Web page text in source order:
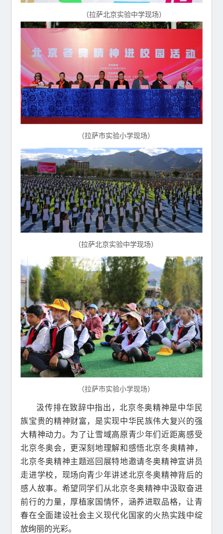
（拉萨北京实验中学现场）
（拉萨市实验小学现场）
（拉萨北京实验中学现场）
（拉萨市实验小学现场）
汲传排在致辞中指出，北京冬奥精神是中华民
族宝贵的精神财富，是实现中华民族伟大复兴的强
大精神动力。为了让雪域高原青少年们近距离感受
北京冬奥会，更深刻地理解和感悟北京冬奥精神，
北京冬奥精神主题巡回展特地邀请冬奥精神宣讲员
走进学校，现场向青少年讲述北京冬奥精神背后的
感人故事。希望同学们从北京冬奥精神中汲取奋进
前行的力量，厚植家国情怀，涵养进取品格，让青
春在全面建设社会主义现代化国家的火热实践中绽
放绚丽的光彩。